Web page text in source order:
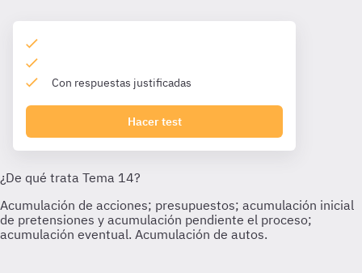
Con respuestas justificadas
Hacer test